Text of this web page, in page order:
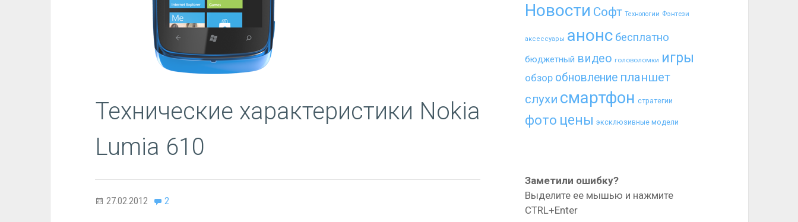
Технические характеристики Nokia
Lumia 610
27.02.2012 2
Новости Софт Технологии Фэнтези
аксессуары анонс бесплатно
бюджетный видео головоломки игры
обзор обновление планшет
слухи смартфон стратегии
фото цены эксклюзивные модели
Заметили ошибку?
Выделите ее мышью и нажмите
CTRL+Enter